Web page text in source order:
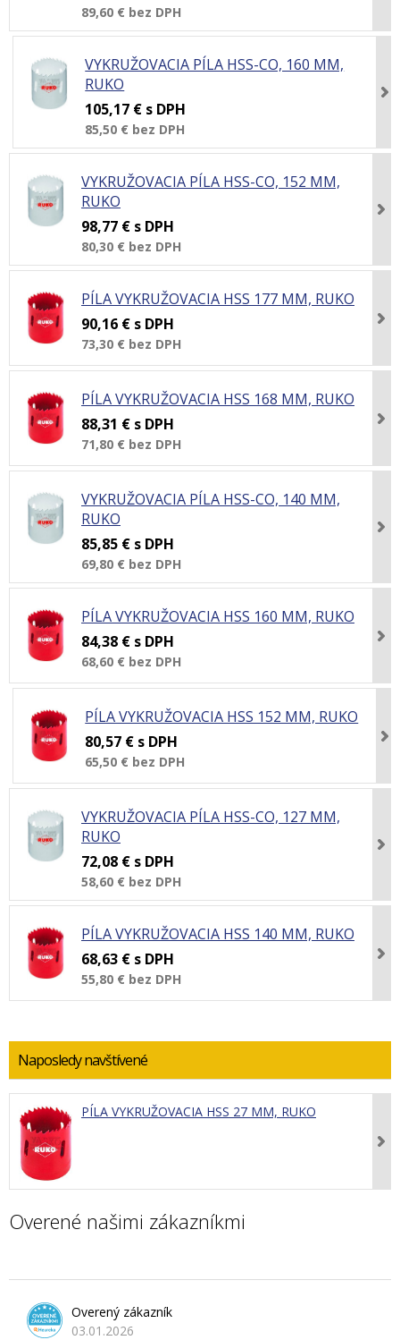
89,60 € bez DPH
VYKRUŽOVACIA PÍLA HSS-CO, 160 MM,
RUKO
105,17 € s DPH
85,50 € bez DPH
VYKRUŽOVACIA PÍLA HSS-CO, 152 MM,
RUKO
98,77 € s DPH
80,30 € bez DPH
PÍLA VYKRUŽOVACIA HSS 177 MM, RUKO
90,16 € s DPH
73,30 € bez DPH
PÍLA VYKRUŽOVACIA HSS 168 MM, RUKO
88,31 € s DPH
71,80 € bez DPH
VYKRUŽOVACIA PÍLA HSS-CO, 140 MM,
RUKO
85,85 € s DPH
69,80 € bez DPH
PÍLA VYKRUŽOVACIA HSS 160 MM, RUKO
84,38 € s DPH
68,60 € bez DPH
PÍLA VYKRUŽOVACIA HSS 152 MM, RUKO
80,57 € s DPH
65,50 € bez DPH
VYKRUŽOVACIA PÍLA HSS-CO, 127 MM,
RUKO
72,08 € s DPH
58,60 € bez DPH
PÍLA VYKRUŽOVACIA HSS 140 MM, RUKO
68,63 € s DPH
55,80 € bez DPH
Naposledy navštívené
PÍLA VYKRUŽOVACIA HSS 27 MM, RUKO
Overené našimi zákazníkmi
Overený zákazník
03.01.2026